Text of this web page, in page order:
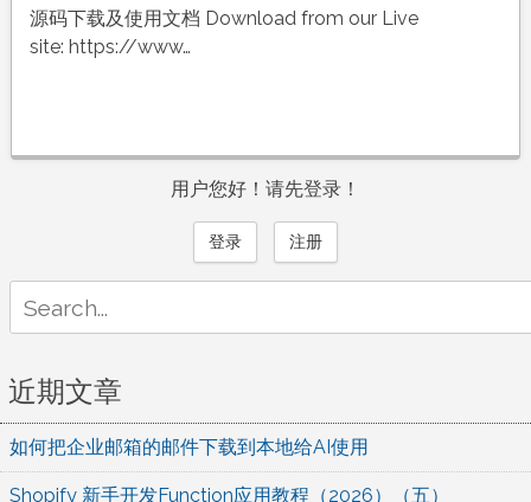
源码下载及使用文档 Download from our Live
site: https://www…
用户您好！请先登录！
登录 注册
for:
近期文章
如何把企业邮箱的邮件下载到本地给AI使用
Shopify 新手开发Function应用教程（2026）（五）